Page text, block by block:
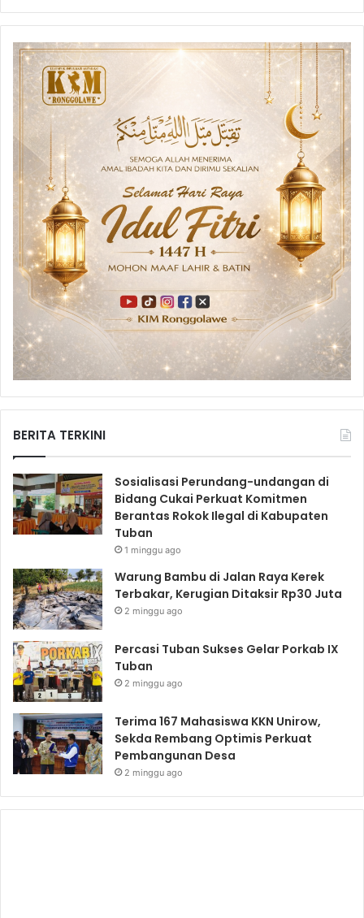
BERITA TERKINI
Sosialisasi Perundang-undangan di
Bidang Cukai Perkuat Komitmen
Berantas Rokok Ilegal di Kabupaten
Tuban
1 minggu ago
Warung Bambu di Jalan Raya Kerek
Terbakar, Kerugian Ditaksir Rp30 Juta
2 minggu ago
Percasi Tuban Sukses Gelar Porkab IX
Tuban
2 minggu ago
Terima 167 Mahasiswa KKN Unirow,
Sekda Rembang Optimis Perkuat
Pembangunan Desa
2 minggu ago